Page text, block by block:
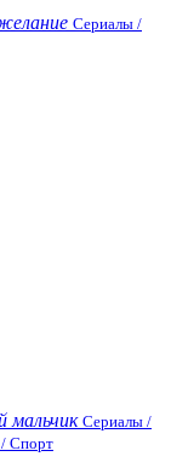
Сериалы /
мальчик Сериалы /
/ Спорт